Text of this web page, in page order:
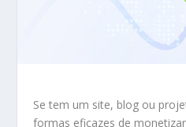
Se tem um site, blog ou
formas eficazes de